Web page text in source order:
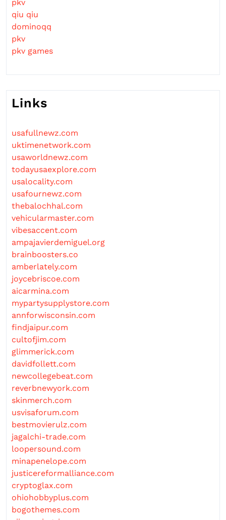
pkv
qiu qiu
dominoqq
pkv
pkv games
Links
usafullnewz.com
uktimenetwork.com
usaworldnewz.com
todayusaexplore.com
usalocality.com
usafournewz.com
thebalochhal.com
vehicularmaster.com
vibesaccent.com
ampajavierdemiguel.org
brainboosters.co
amberlately.com
joycebriscoe.com
aicarmina.com
mypartysupplystore.com
annforwisconsin.com
findjaipur.com
cultofjim.com
glimmerick.com
davidfollett.com
newcollegebeat.com
reverbnewyork.com
skinmerch.com
usvisaforum.com
bestmovierulz.com
jagalchi-trade.com
loopersound.com
minapenelope.com
justicereformalliance.com
cryptoglax.com
ohiohobbyplus.com
bogothemes.com